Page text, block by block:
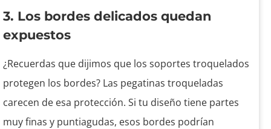
3. Los bordes delicados quedan
expuestos
¿Recuerdas que dijimos que los soportes troquelados
protegen los bordes? Las pegatinas troqueladas
carecen de esa protección. Si tu diseño tiene partes
muy finas y puntiagudas, esos bordes podrían